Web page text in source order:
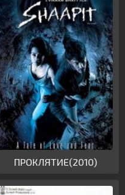
ПРОКЛЯТИЕ(2010)